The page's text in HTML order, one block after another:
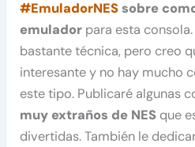
#EmuladorNESsobre
emulador para esta
bastante técnica, pero creo
interesante y no hay mucho
este tipo. Publicaré algunas
muy extraños de NES que
divertidas. También le